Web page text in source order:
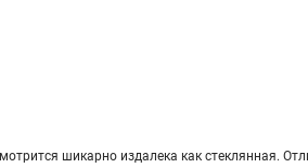
ши­кар­но из­да­ле­ка как стек­лян­ная.